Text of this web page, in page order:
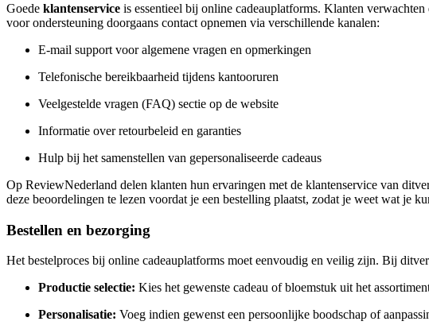
Goede klantenservice is essentieel bij online cadeauplatforms. Klanten
voor ondersteuning doorgaans contact opnemen via verschillende kanalen:
E-mail support voor algemene vragen en opmerkingen
Telefonische bereikbaarheid tijdens kantooruren
Veelgestelde vragen (FAQ) sectie op de website
Informatie over retourbeleid en garanties
Hulp bij het samenstellen van gepersonaliseerde cadeaus
Op ReviewNederland delen klanten hun ervaringen met de klantenservice van
deze beoordelingen te lezen voordat je een bestelling plaatst, zodat je weet wat je
Bestellen en bezorging
Het bestelproces bij online cadeauplatforms moet eenvoudig en veilig zijn. Bij
Productie selectie: Kies het gewenste cadeau of bloemstuk uit het
Personalisatie: Voeg indien gewenst een persoonlijke boodschap of